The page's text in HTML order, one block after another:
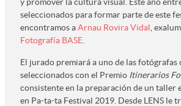
seleccionados para formar parte de este
encontramos aArnau Rovira Vidal ,
Fotografía BASE.
El jurado premiará a uno de las fotógrafas
seleccionados con el Premio Itinerarios
consistente en la preparación de un taller
en Pa-ta-ta Festival 2019. Desde LENS le